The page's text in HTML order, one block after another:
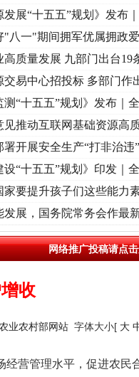
记初心使命 奋进复兴征程丨“转折之城
发展“十五五”规划》发布
"八一"期间拥军优属拥政
高质量发展 九部门出台19
交易中心招投标 多部门作
测“十五五”规划》发布｜
见推动互联网基础资源高
署开展安全生产“打非治违
设“十五五”规划》印发｜
家要提升孩子们这些能力
发展，国务院常务会作最
网络推广投稿请点
收
农业农村部网站 字体大小[ 大
营管理水平，促进农民